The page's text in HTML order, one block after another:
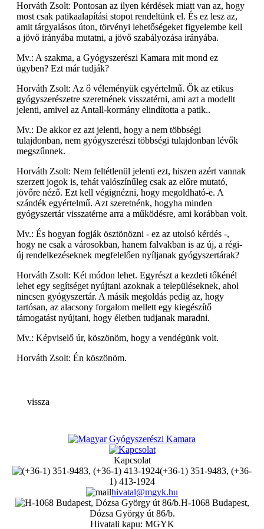
Horváth Zsolt: Pontosan az ilyen kérdések miatt van az, hogy
most csak patikaalapítási stopot rendeltünk el. És ez lesz az,
amit tárgyalásos úton, törvényi lehetőségeket figyelembe kell
a jövő irányába mutatni, a jövő szabályozása irányába.
Mv.: A szakma, a Gyógyszerészi Kamara mit mond ez
ügyben? Ezt már tudják?
Horváth Zsolt: Az ő véleményük egyértelmű. Ők az etikus
gyógyszerészetre szeretnének visszatérni, ami azt a modellt
jelenti, amivel az Antall-kormány elindította a patik..
Mv.: De akkor ez azt jelenti, hogy a nem többségi
tulajdonban, nem gyógyszerészi többségi tulajdonban lévők
megszűnnek.
Horváth Zsolt: Nem feltétlenül jelenti ezt, hiszen azért vannak
szerzett jogok is, tehát valószínűleg csak az előre mutató,
jövőre néző. Ezt kell végignézni, hogy megoldható-e. A
szándék egyértelmű. Azt szeretnénk, hogyha minden
gyógyszertár visszatérne arra a működésre, ami korábban volt.
Mv.: És hogyan fogják ösztönözni - ez az utolsó kérdés -,
hogy ne csak a városokban, hanem falvakban is az új, a régi-
új rendelkezéseknek megfelelően nyíljanak gyógyszertárak?
Horváth Zsolt: Két módon lehet. Egyrészt a kezdeti tőkénél
lehet egy segítséget nyújtani azoknak a településeknek, ahol
nincsen gyógyszertár. A másik megoldás pedig az, hogy
tartósan, az alacsony forgalom mellett egy kiegészítő
támogatást nyújtani, hogy életben tudjanak maradni.
Mv.: Képviselő úr, köszönöm, hogy a vendégünk volt.
Horváth Zsolt: Én köszönöm.
vissza
Kapcsolat
(+36-1) 351-9483, (+36-
1) 413-1924
hivatal@mgyk.hu
H-1068 Budapest,
Dózsa György út 86/b.
Hivatali kapu: MGYK